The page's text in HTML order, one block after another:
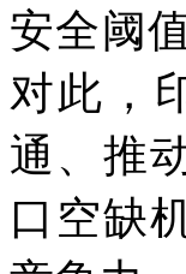
安全阈
对此，
通、推
口空缺